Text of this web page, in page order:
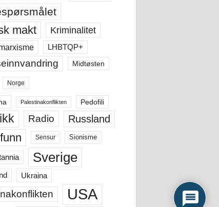
makt Kriminalitet
LHBTQP+
Midtøsten
Norge
Palestinakonflikten Pedofili
Radio Russland
Sensur Sionisme
Sverige
Ukraina
USA